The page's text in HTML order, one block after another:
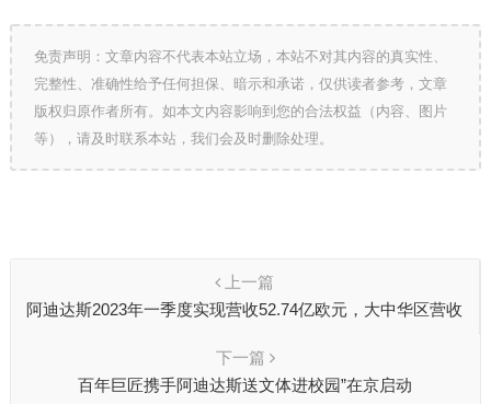
免责声明：文章内容不代表本站立场，本站不对其内容的真实性、
完整性、准确性给予任何担保、暗示和承诺，仅供读者参考，文章
版权归原作者所有。如本文内容影响到您的合法权益（内容、图片
等），请及时联系本站，我们会及时删除处理。
上一篇
阿迪达斯2023年一季度实现营收52.74亿欧元，大中华区营收
下一篇
百年巨匠携手阿迪达斯送文体进校园”在京启动